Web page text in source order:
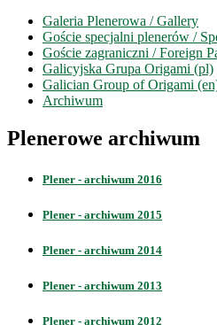
Galeria Plenerowa / Gallery
Goście specjalni plenerów /
Goście zagraniczni / Foreign
Galicyjska Grupa Origami (pl)
Galician Group of Origami
Archiwum
Plenerowe archiwum
Plener - archiwum 2016
Plener - archiwum 2015
Plener - archiwum 2014
Plener - archiwum 2013
Plener - archiwum 2012